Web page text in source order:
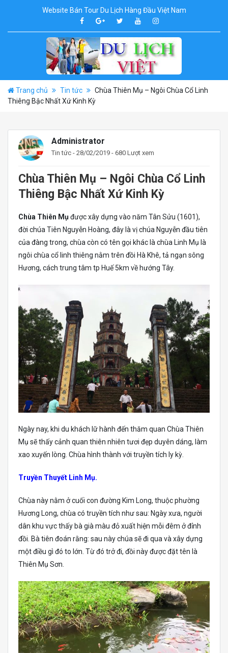
Website Bán Tour Du Lịch Hàng Đầu Việt Nam
Trang chủ Tin tức
Chùa Thiên Mụ – Ngôi Chùa Cổ Linh
Thiêng Bậc Nhất Xứ Kinh Kỳ
Administrator
Tin tức - 28/02/2019 - 680 Lượt xem
Chùa Thiên Mụ – Ngôi Chùa Cổ Linh
Thiêng Bậc Nhất Xứ Kinh Kỳ
Chùa Thiên Mụđược xây dựng vào năm Tân Sửu (1601),
đời chúa Tiên Nguyễn Hoàng, đây là vị chúa Nguyễn đầu tiên
của đàng trong, chùa còn có tên gọi khác là chùa Linh Mụ là
ngôi chùa cổ linh thiêng nằm trên đồi Hà Khê, tả ngạn sông
Hương, cách trung tâm tp Huế 5km về hướng Tây.
Ngày nay, khi du khách lữ hành đến thăm quan Chùa Thiên
Mụ sẽ thấy cảnh quan thiên nhiên tươi đẹp duyên dáng, làm
xao xuyến lòng. Chùa hình thành với truyền tích ly kỳ.
Truyền Thuyết Linh Mụ.
Chùa này nằm ở cuối con đường Kim Long, thuộc phường
Hương Long, chùa có truyền tích như sau: Ngày xưa, người
dân khu vực thấy bà già màu đỏ xuất hiện mỗi đêm ở đỉnh
đồi. Bà tiên đoán rằng: sau này chúa sẽ đi qua và xây dựng
một điều gì đó to lớn. Từ đó trở đi, đồi này được đặt tên là
Thiên Mụ Sơn.